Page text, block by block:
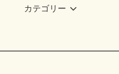
カテゴリー